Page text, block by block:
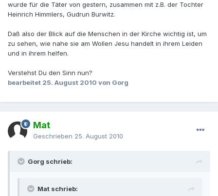
wurde für die Täter von gestern, zusammen mit z.B. der Tochter
Heinrich Himmlers, Gudrun Burwitz.
Daß also der Blick auf die Menschen in der Kirche wichtig ist, um
zu sehen, wie nahe sie am Wollen Jesu handelt in ihrem Leiden
und in ihrem helfen.
Verstehst Du den Sinn nun?
bearbeitet 25. August 2010 von Gorg
Mat
Geschrieben 25. August 2010
Gorg schrieb:
Mat schrieb: